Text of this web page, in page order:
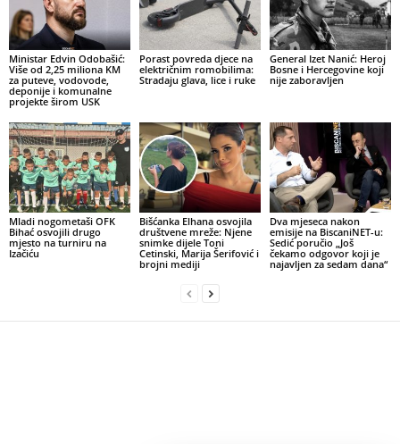
Ministar Edvin Odobašić:
Više od 2,25 miliona KM
za puteve, vodovode,
deponije i komunalne
projekte širom USK
Porast povreda djece na
električnim romobilima:
Stradaju glava, lice i ruke
General Izet Nanić: Heroj
Bosne i Hercegovine koji
nije zaboravljen
Mladi nogometaši OFK
Bihać osvojili drugo
mjesto na turniru na
Izačiću
Bišćanka Elhana osvojila
društvene mreže: Njene
snimke dijele Toni
Cetinski, Marija Šerifović i
brojni mediji
Dva mjeseca nakon
emisije na BiscaniNET-u:
Sedić poručio „Još
čekamo odgovor koji je
najavljen za sedam dana“